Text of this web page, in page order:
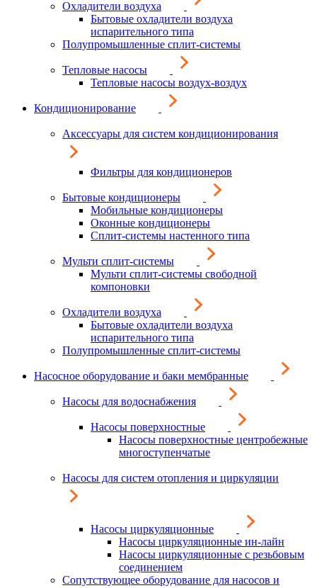
Охладители воздуха
Бытовые охладители воздуха
испарительного типа
Полупромышленные сплит-системы
Тепловые насосы
Тепловые насосы воздух-воздух
Кондиционирование
Аксессуары для систем кондиционирования
Фильтры для кондиционеров
Бытовые кондиционеры
Мобильные кондиционеры
Оконные кондиционеры
Сплит-системы настенного типа
Мульти сплит-системы
Мульти сплит-системы свободной
компоновки
Охладители воздуха
Бытовые охладители воздуха
испарительного типа
Полупромышленные сплит-системы
Насосное оборудование и баки мембранные
Насосы для водоснабжения
Насосы поверхностные
Насосы поверхностные центробежные
многоступенчатые
Насосы для систем отопления и циркуляции
Насосы циркуляционные
Насосы циркуляционные ин-лайн
Насосы циркуляционные с резьбовым
соединением
Сопутствующее оборудование для насосов и